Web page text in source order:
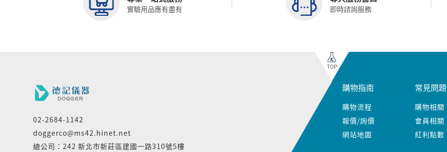
實驗用品應有盡有 即時諮詢服務
TOP
02-2684-1142
doggerco@ms42.hinet.net
總公司：242 新北市新莊區建國一路310號5樓
購物指南
購物流程
報價/詢價
網站地圖
常見問題
購物相關
會員相關
紅利點數